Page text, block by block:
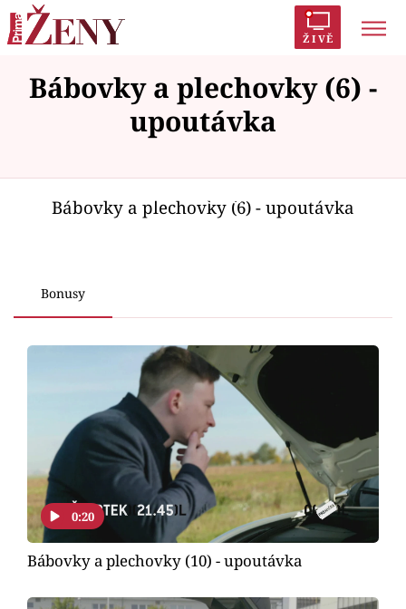
ŽIVĚ
Trendy: Polabí Inspekce Prostřeno!
AYTO?
Zrádci Proměny
Vztahy
Horoskopy
Sledujte prima+
Filmový festival Karlovy Vary
Pořady
Bábovky a plechovky (6) -
upoutávka
Failed to fetch
Bábovky a plechovky (6) - upoutávka
Bonusy
0:20
Bábovky a plechovky (10) - upoutávka